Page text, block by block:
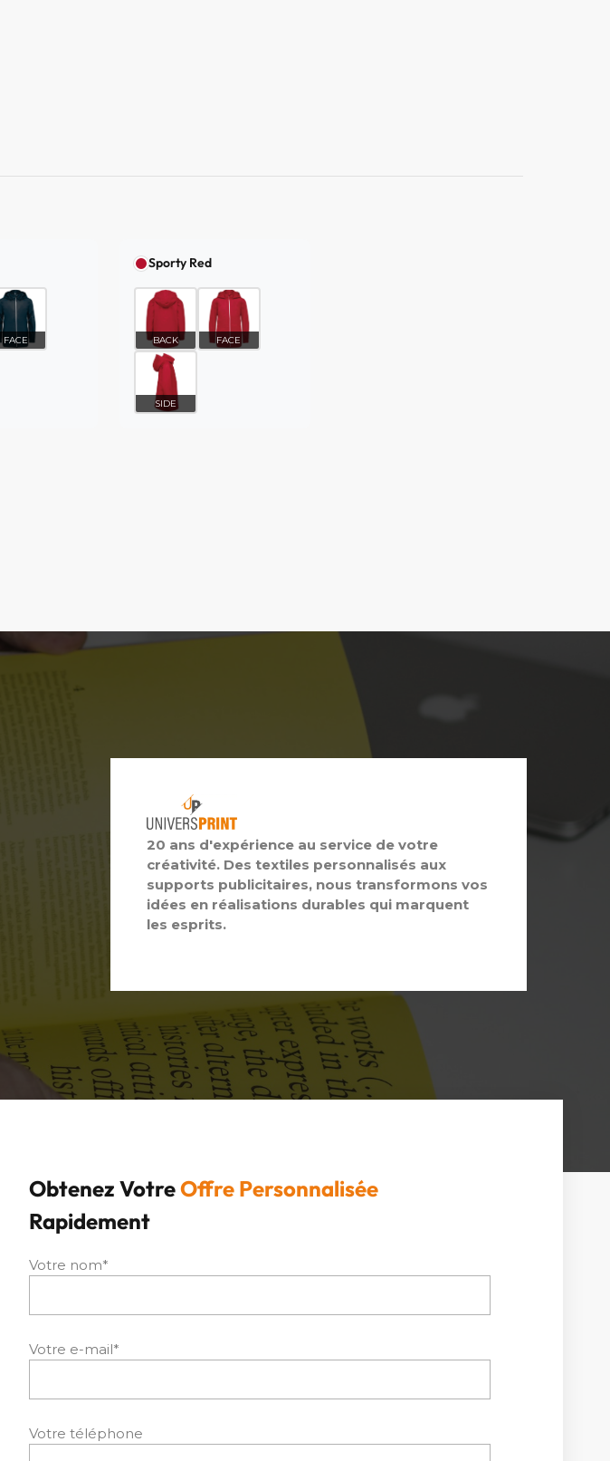
FACE
Sporty Red
BACK FACE
SIDE
20 ans d'expérience au service de votre
créativité. Des textiles personnalisés aux
supports publicitaires, nous transformons vos
idées en réalisations durables qui marquent
les esprits.
Obtenez VotreOffre Personnalisée
Rapidement
Votre nom*
Votre e-mail*
Votre téléphone